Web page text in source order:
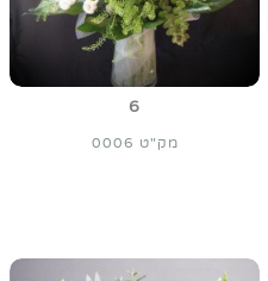
6
מק"ט 0006